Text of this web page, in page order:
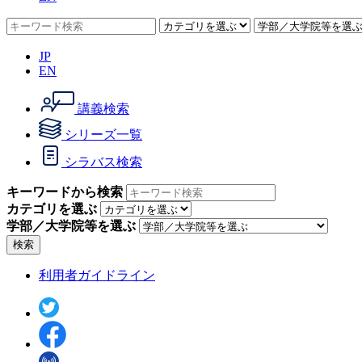
JP
EN
講義検索
シリーズ一覧
シラバス検索
キーワードから検索
カテゴリを選ぶ
学部／大学院等を選ぶ
検索
利用者ガイドライン